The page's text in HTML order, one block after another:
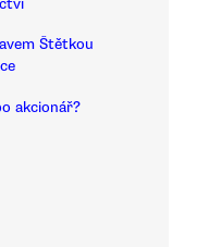
Štětkou
akcionář?